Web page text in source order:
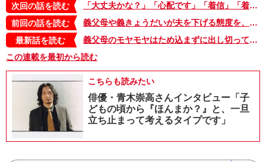
次回の話を読む
「大丈夫かな？」「心配です」「着信」「着信」…。監視されているような義母からのLINEにモヤモヤ【みんなのギリギリギフボ・51】
前回の話を読む
義父母や義きょうだいが夫を下げる態度を、娘が真似るようになってしまってモヤモヤ【みんなのギリギリギフボ・49】
最新話を読む
義父母のモヤモヤはため込まずに出し切って。モヤリンはいつも近くにいるよ【みんなのギリギリギフボ・最終回】
この連載を最初から読む
こちらも読みたい
俳優・青木崇高さんインタビュー「子
どもの頃から『ほんまか？』と、一旦
立ち止まって考えるタイプです」